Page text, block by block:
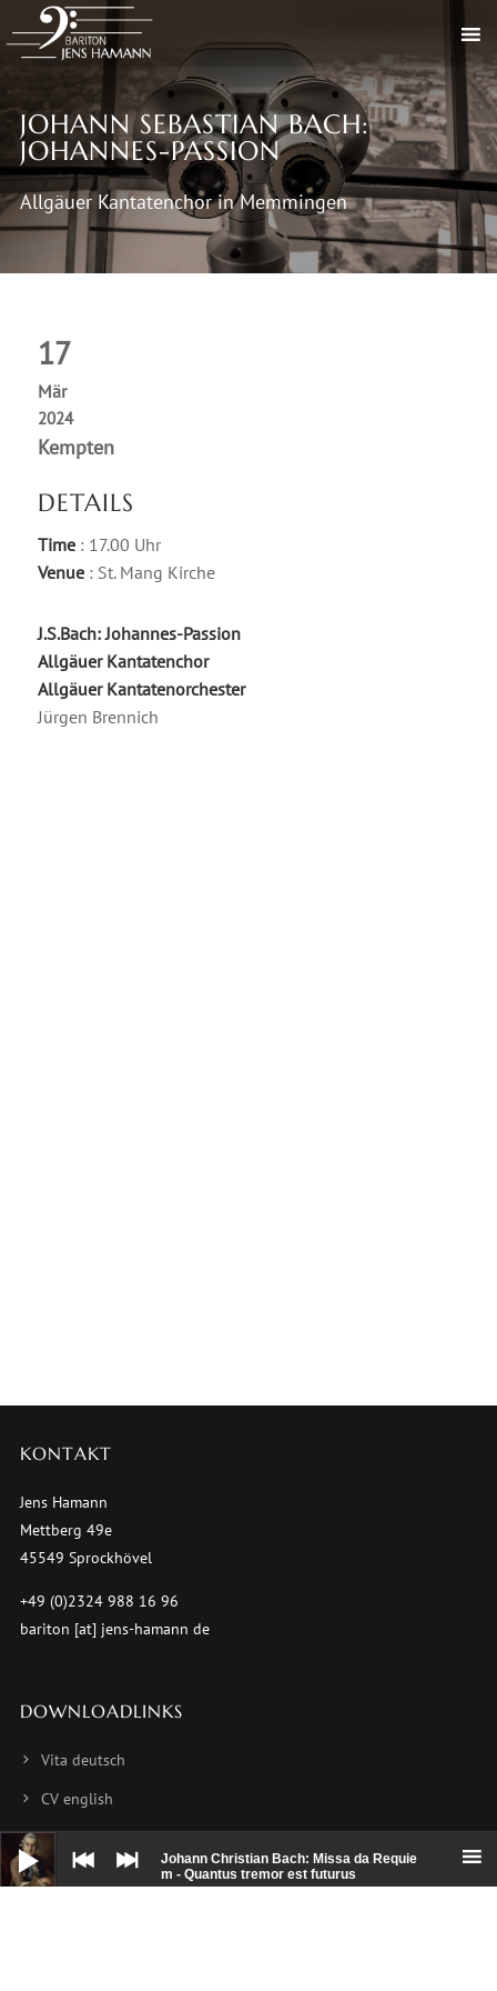
Audio-
Player
Johann Christian Bach: Missa da Requie
m - Quantus tremor est futurus
JOHANN SEBASTIAN BACH:
JOHANNES-PASSION
Allgäuer Kantatenchor in Memmingen
17
Mär
2024
Kempten
DETAILS
Time : 17.00 Uhr
Venue : St. Mang Kirche
J.S.Bach: Johannes-Passion
Allgäuer Kantatenchor
Allgäuer Kantatenorchester
Jürgen Brennich
KONTAKT
Jens Hamann
Mettberg 49e
45549 Sprockhövel
+49 (0)2324 988 16 96
bariton [at] jens-hamann de
DOWNLOADLINKS
Vita deutsch
CV english
CV français
Foto 1